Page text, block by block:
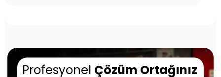
Profesyonel Çözüm Ortağınız